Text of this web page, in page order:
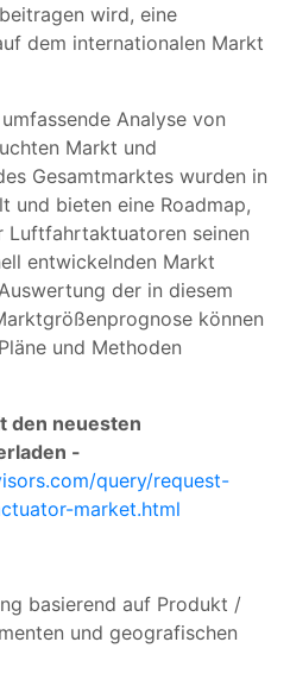
wird, eine
dem internationalen Markt
Analyse von
Markt und
Gesamtmarktes wurden in
und bieten eine Roadmap,
seinen
entwickelnden Markt
der in diesem
können
und Methoden
den neuesten
-
query/request-
market.html
basierend auf Produkt /
und geografischen